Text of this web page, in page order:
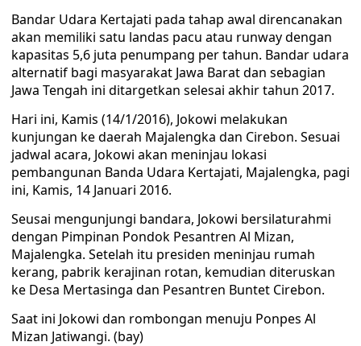
Bandar Udara Kertajati pada tahap awal direncanakan
akan memiliki satu landas pacu atau runway dengan
kapasitas 5,6 juta penumpang per tahun. Bandar udara
alternatif bagi masyarakat Jawa Barat dan sebagian
Jawa Tengah ini ditargetkan selesai akhir tahun 2017.
Hari ini, Kamis (14/1/2016), Jokowi melakukan
kunjungan ke daerah Majalengka dan Cirebon. Sesuai
jadwal acara, Jokowi akan meninjau lokasi
pembangunan Banda Udara Kertajati, Majalengka, pagi
ini, Kamis, 14 Januari 2016.
Seusai mengunjungi bandara, Jokowi bersilaturahmi
dengan Pimpinan Pondok Pesantren Al Mizan,
Majalengka. Setelah itu presiden meninjau rumah
kerang, pabrik kerajinan rotan, kemudian diteruskan
ke Desa Mertasinga dan Pesantren Buntet Cirebon.
Saat ini Jokowi dan rombongan menuju Ponpes Al
Mizan Jatiwangi. (bay)